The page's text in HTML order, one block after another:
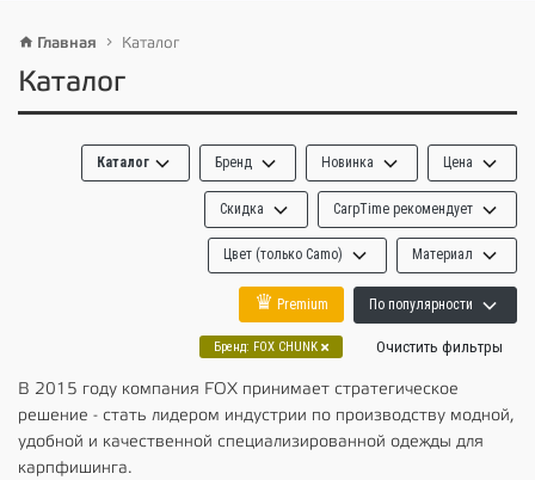
Главная Каталог
Каталог
Каталог Бренд Новинка Цена
Скидка CarpTime рекомендует
Цвет (только Camo) Материал
♛ Premium По популярности
Бренд: FOX CHUNK Очистить фильтры
В 2015 году компания FOX принимает стратегическое
решение - стать лидером индустрии по производству модной,
удобной и качественной специализированной одежды для
карпфишинга.